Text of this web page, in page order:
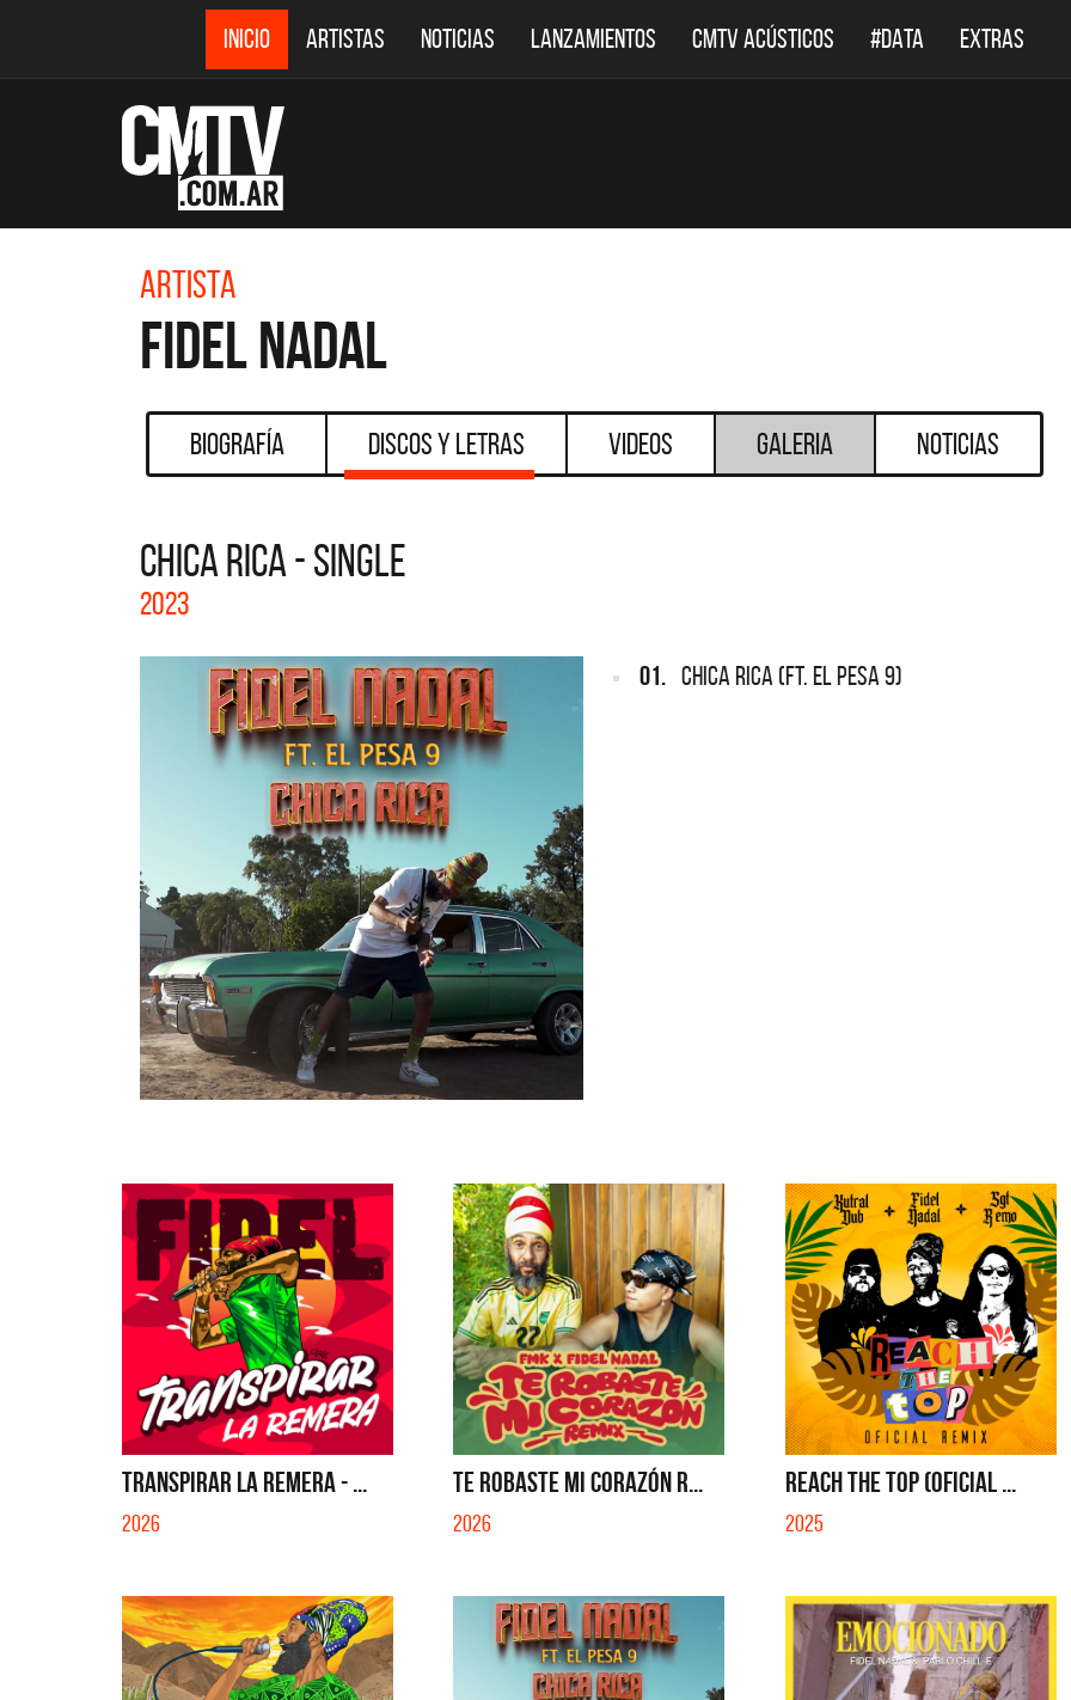
INICIO ARTISTAS NOTICIAS LANZAMIENTOS CMTV ACÚSTICOS #DATA EXTRAS
Artista
Fidel Nadal
Biografía Discos y Letras Videos Galeria Noticias
CHICA RICA - SINGLE
2023
01. CHICA RICA (FT. EL PESA 9)
TRANSPIRAR LA REMERA - ...
2026
TE ROBASTE MI CORAZÓN R...
2026
REACH THE TOP (OFICIAL ...
2025
DESTACADOS DESTACADOS